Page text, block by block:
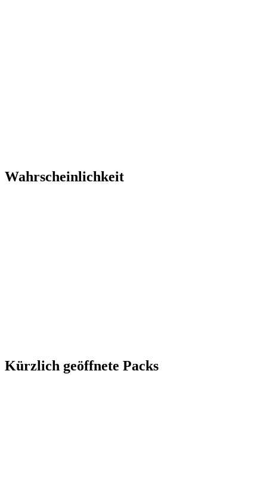
Wahrscheinlichkeit
Kürzlich geöffnete Packs